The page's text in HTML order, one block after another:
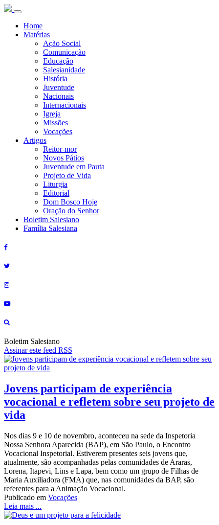
Home
Matérias
Ação Social
Comunicação
Educação
Salesianidade
História
Juventude
Nacionais
Internacionais
Igreja
Missões
Vocações
Artigos
Reitor-mor
Novos Pátios
Juventude em Pauta
Projeto de Vida
Liturgia
Editorial
Dom Bosco Hoje
Oração do Senhor
Boletim Salesiano
Família Salesiana
Boletim Salesiano
Assinar este feed RSS
Jovens participam de experiência
vocacional e refletem sobre seu projeto de
vida
Nos dias 9 e 10 de novembro, aconteceu na sede da Inspetoria
Nossa Senhora Aparecida (BAP), em São Paulo, o Encontro
Vocacional Inspetorial. Estiverem presentes seis jovens que,
atualmente, são acompanhadas pelas comunidades de Araras,
Lorena, Itapevi, Lins e Lapa, bem como um grupo de Filhas de
Maria Auxiliadora (FMA) que, nas comunidades da BAP, são
referentes para a Animação Vocacional.
Publicado em Vocações
Leia mais ...